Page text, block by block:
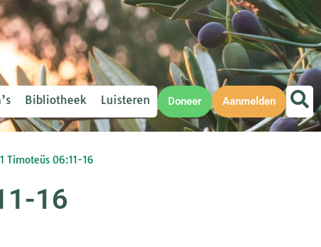
Bibliotheek Luisteren Doneer Aanmelden
1 Timoteüs 06:11-16
16